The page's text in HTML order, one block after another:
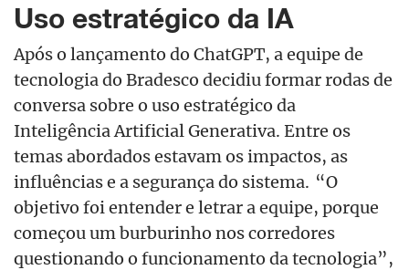
Uso estratégico da IA
Após o lançamento do ChatGPT, a equipe de
tecnologia do Bradesco decidiu formar rodas de
conversa sobre o uso estratégico da
Inteligência Artificial Generativa. Entre os
temas abordados estavam os impactos, as
influências e a segurança do sistema. “O
objetivo foi entender e letrar a equipe, porque
começou um burburinho nos corredores
questionando o funcionamento da tecnologia”,